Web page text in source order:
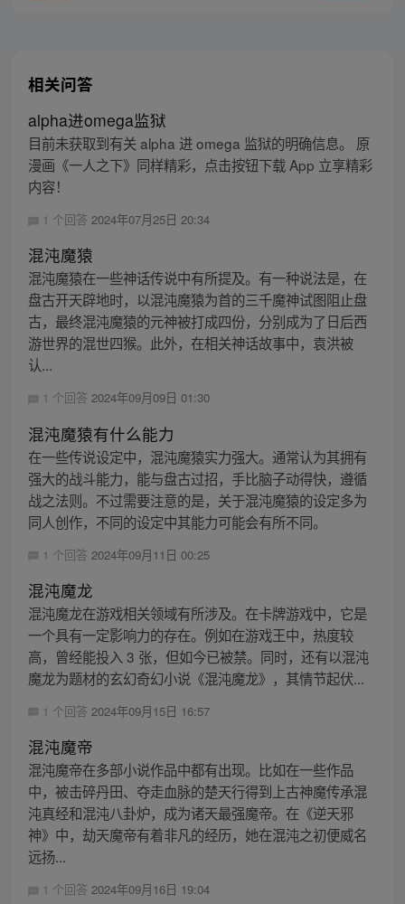
相关问答
alpha进omega监狱
目前未获取到有关 alpha 进 omega 监狱的明确信息。 原
漫画《一人之下》同样精彩，点击按钮下载 App 立享精彩
内容！
1 个回答 2024年07月25日 20:34
混沌魔猿
混沌魔猿在一些神话传说中有所提及。有一种说法是，在
盘古开天辟地时，以混沌魔猿为首的三千魔神试图阻止盘
古，最终混沌魔猿的元神被打成四份，分别成为了日后西
游世界的混世四猴。此外，在相关神话故事中，袁洪被
认...
1 个回答 2024年09月09日 01:30
混沌魔猿有什么能力
在一些传说设定中，混沌魔猿实力强大。通常认为其拥有
强大的战斗能力，能与盘古过招，手比脑子动得快，遵循
战之法则。不过需要注意的是，关于混沌魔猿的设定多为
同人创作，不同的设定中其能力可能会有所不同。
1 个回答 2024年09月11日 00:25
混沌魔龙
混沌魔龙在游戏相关领域有所涉及。在卡牌游戏中，它是
一个具有一定影响力的存在。例如在游戏王中，热度较
高，曾经能投入 3 张，但如今已被禁。同时，还有以混沌
魔龙为题材的玄幻奇幻小说《混沌魔龙》，其情节起伏...
1 个回答 2024年09月15日 16:57
混沌魔帝
混沌魔帝在多部小说作品中都有出现。比如在一些作品
中，被击碎丹田、夺走血脉的楚天行得到上古神魔传承混
沌真经和混沌八卦炉，成为诸天最强魔帝。在《逆天邪
神》中，劫天魔帝有着非凡的经历，她在混沌之初便威名
远扬...
1 个回答 2024年09月16日 19:04